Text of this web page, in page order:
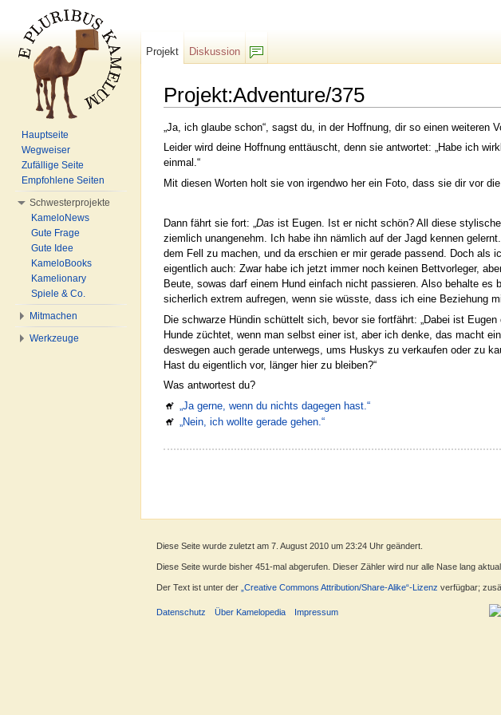
Projekt:Adventure/375
„Ja, ich glaube schon“, sagst du, in der Hoffnung, dir so einen weiteren
Leider wird deine Hoffnung enttäuscht, denn sie antwortet: „Habe ich
einmal.“
Mit diesen Worten holt sie von irgendwo her ein Foto, dass sie dir vor
Dann fährt sie fort: „Das ist Eugen. Ist er nicht schön? All diese
ziemlich unangenehm. Ich habe ihn nämlich auf der Jagd kennen
dem Fell zu machen, und da erschien er mir gerade passend. Doch
eigentlich auch: Zwar habe ich jetzt immer noch keinen Bettvorleger,
Beute, sowas darf einem Hund einfach nicht passieren. Also behalte
sicherlich extrem aufregen, wenn sie wüsste, dass ich eine Beziehung
Die schwarze Hündin schüttelt sich, bevor sie fortfährt: „Dabei ist
Hunde züchtet, wenn man selbst einer ist, aber ich denke, das macht
deswegen auch gerade unterwegs, ums Huskys zu verkaufen oder zu
Hast du eigentlich vor, länger hier zu bleiben?“
Was antwortest du?
„Ja gerne, wenn du nichts dagegen hast.“
„Nein, ich wollte gerade gehen.“
Projekt
Diskussion
Hauptseite
Wegweiser
Zufällige Seite
Empfohlene Seiten
Schwesterprojekte
KameloNews
Gute Frage
Gute Idee
KameloBooks
Kamelionary
Spiele & Co.
Mitmachen
Werkzeuge
Diese Seite wurde zuletzt am 7. August 2010 um 23:24 Uhr geändert.
Diese Seite wurde bisher 451-mal abgerufen. Dieser Zähler wird nur alle Nase lang
Der Text ist unter der „Creative Commons Attribution/Share-Alike“-Lizenz verfügbar;
Datenschutz Über Kamelopedia Impressum